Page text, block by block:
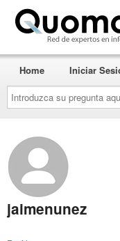
Introduzca
su
pregunta
aquí...
Home Iniciar
jaimenunez